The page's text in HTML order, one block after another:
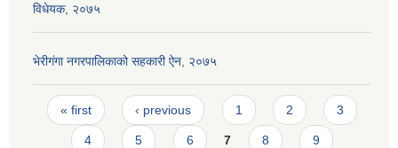
विधेयक, २०७५
भेरीगंगा नगरपालिकाको सहकारी ऐन, २०७५
Pages
« first ‹ previous 1 2 3
4 5 6 7 8 9